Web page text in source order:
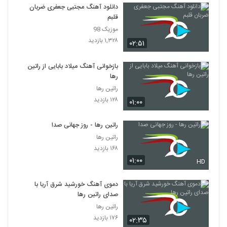
۰۲:۵۱
دانلود آهنگ مجتبی جعفری ضربان
قلبم
موزیک 98
۱,۳۲۸ بازدید
۰۱:۰۰
بازخوانی آهنگ میلاد بابایی از راتین
رها
راتین رها
۱۲۸ بازدید
۰۱:۰۰ HD
راتین رها - روز جهانی صدا
راتین رها
۱۶۸ بازدید
۰۲:۳۵
دموی آهنگ خورشید شرق آریا با
صدای راتین رها
راتین رها
۱۷۶ بازدید